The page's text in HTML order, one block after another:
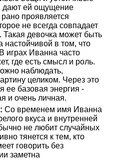
дают ей ощущение
проявляется
не всегда совпадает
девочка может быть
в том, что
играх Иванна часто
где есть смысл и роль.
наблюдать,
целиком. Через это
ее базовая энергия -
и очень личная.
Со временем имя Иванна
вкуса и внутренней
не любит случайных
тянется к тем, кто
говорить без
заметна